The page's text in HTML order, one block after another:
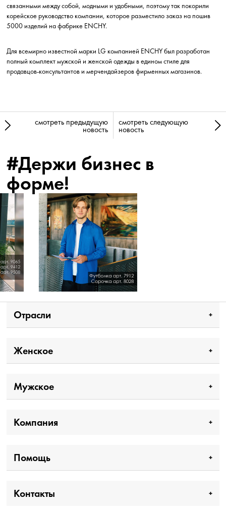
связанными между собой, модными и удобными, поэтому так покорили
корейское руководство компании, которое разместило заказ на пошив
5000 изделий на фабрике ENCHY.
Для всемирно известной марки LG компанией ENCHY был разработан
полный комплект мужской и женской одежды в едином стиле для
продавцов-консультантов и мерчендайзеров фирменных магазинов.
смотреть предыдущую
новость
смотреть следующую
новость
#Держи бизнес в
форме!
Отрасли
Женское
Мужское
Компания
Помощь
Контакты